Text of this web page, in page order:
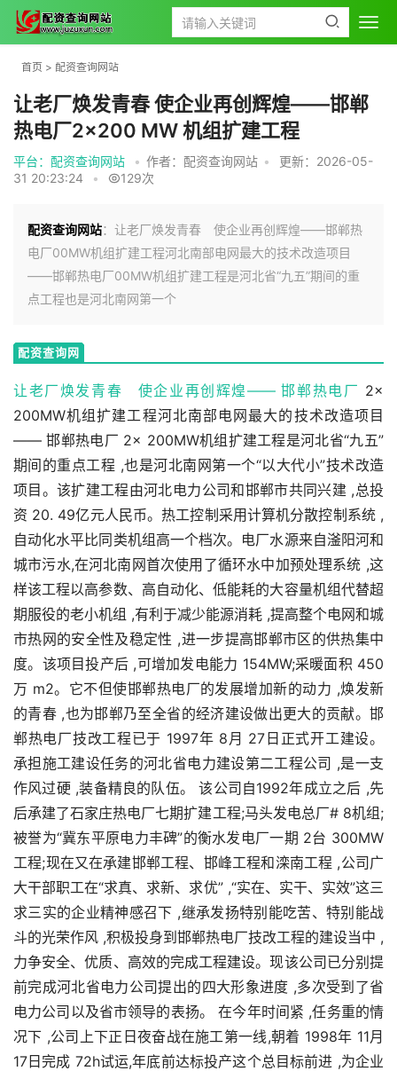
首页 > 配资查询网站
让老厂焕发青春 使企业再创辉煌——邯郸
热电厂2×200 MW 机组扩建工程
平台：配资查询网站 • 作者：配资查询网站 •
更新：2026-05-
31 20:23:24
• 129次
配资查询网站：让老厂焕发青春 使企业再创辉煌——邯郸热
电厂00MW机组扩建工程河北南部电网最大的技术改造项目
——邯郸热电厂00MW机组扩建工程是河北省“九五”期间的重
点工程也是河北南网第一个
配资查询网
让老厂焕发青春 使企业再创辉煌——邯郸热电厂 2×
200MW机组扩建工程河北南部电网最大的技术改造项目
—— 邯郸热电厂 2× 200MW机组扩建工程是河北省“九五”
期间的重点工程 ,也是河北南网第一个“以大代小”技术改造
项目。该扩建工程由河北电力公司和邯郸市共同兴建 ,总投
资 20. 49亿元人民币。热工控制采用计算机分散控制系统 ,
自动化水平比同类机组高一个档次。电厂水源来自滏阳河和
城市污水,在河北南网首次使用了循环水中加预处理系统 ,这
样该工程以高参数、高自动化、低能耗的大容量机组代替超
期服役的老小机组 ,有利于减少能源消耗 ,提高整个电网和城
市热网的安全性及稳定性 ,进一步提高邯郸市区的供热集中
度。该项目投产后 ,可增加发电能力 154MW;采暖面积 450
万 m2。它不但使邯郸热电厂的发展增加新的动力 ,焕发新
的青春 ,也为邯郸乃至全省的经济建设做出更大的贡献。邯
郸热电厂技改工程已于 1997年 8月 27日正式开工建设。
承担施工建设任务的河北省电力建设第二工程公司 ,是一支
作风过硬 ,装备精良的队伍。 该公司自1992年成立之后 ,先
后承建了石家庄热电厂七期扩建工程;马头发电总厂# 8机组;
被誉为“冀东平原电力丰碑”的衡水发电厂一期 2台 300MW
工程;现在又在承建邯郸工程、邯峰工程和滦南工程 ,公司广
大干部职工在“求真、求新、求优” ,“实在、实干、实效”这三
求三实的企业精神感召下 ,继承发扬特别能吃苦、特别能战
斗的光荣作风 ,积极投身到邯郸热电厂技改工程的建设当中 ,
力争安全、优质、高效的完成工程建设。现该公司已分别提
前完成河北省电力公司提出的四大形象进度 ,多次受到了省
电力公司以及省市领导的表扬。 在今年时间紧 ,任务重的情
况下 ,公司上下正日夜奋战在施工第一线,朝着 1998年 11月
17日完成 72h试运,年底前达标投产这个总目标前进 ,为企业